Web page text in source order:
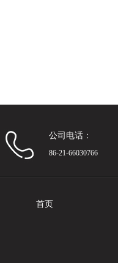
公司电话：
86-21-66030766
首页